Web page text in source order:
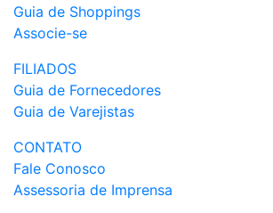
Guia de Shoppings
Associe-se
FILIADOS
Guia de Fornecedores
Guia de Varejistas
CONTATO
Fale Conosco
Assessoria de Imprensa